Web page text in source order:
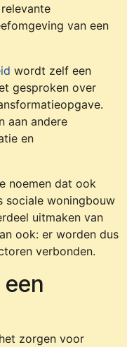
van een
wordt zelf een
gesproken over
aan andere
en
noemen dat ook
sociale woningbouw
uitmaken van
ook: er worden dus
verbonden.
zorgen voor